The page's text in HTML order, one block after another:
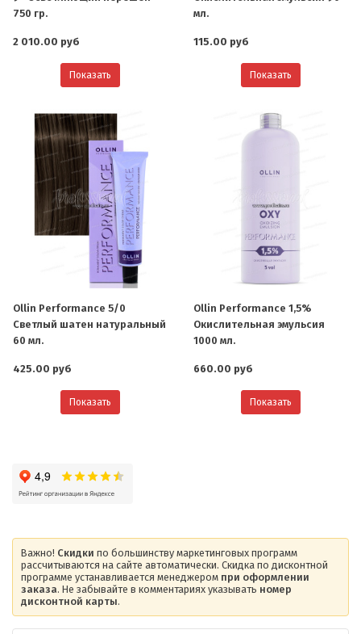
750 гр.
2 010.00 руб
Показать
мл.
115.00 руб
Показать
Ollin Performance 5/0
Светлый шатен натуральный
60 мл.
425.00 руб
Показать
Ollin Performance 1,5%
Окислительная эмульсия
1000 мл.
660.00 руб
Показать
Важно! Скидки по большинству маркетинговых программ
рассчитываются на сайте автоматически. Скидка по дисконтной
программе устанавливается менеджером при оформлении
заказа. Не забывайте в комментариях указывать номер
дисконтной карты.